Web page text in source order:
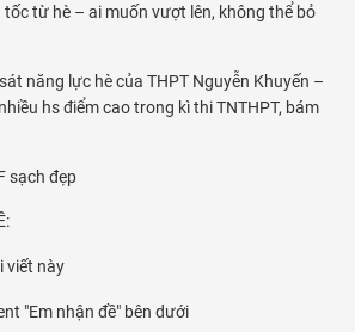
từ hè – ai muốn vượt lên, không thể bỏ
năng lực hè của THPT Nguyễn Khuyến –
hs điểm cao trong kì thi TNTHPT, bám
sạch đẹp
viết này
"Em nhận đề" bên dưới